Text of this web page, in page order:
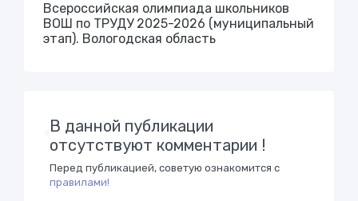
Всероссийская олимпиада школьников
ВОШ по ТРУДУ 2025-2026 (муниципальный
этап). Вологодская область
В данной публикации
отсутствуют комментарии !
Перед публикацией, советую ознакомится с
правилами!